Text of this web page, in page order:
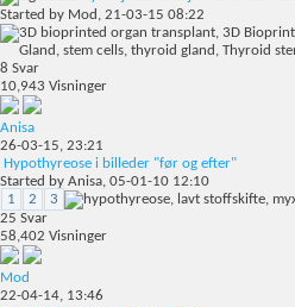
Started by Mod , 21-03-15 08:22
8 Svar
10,943 Visninger
Anisa
26-03-15, 23:21
Hypothyreose i billeder "før og efter"
Started by Anisa, 05-01-10 12:10
1
2
3
25 Svar
58,402 Visninger
Mod
22-04-14, 13:46